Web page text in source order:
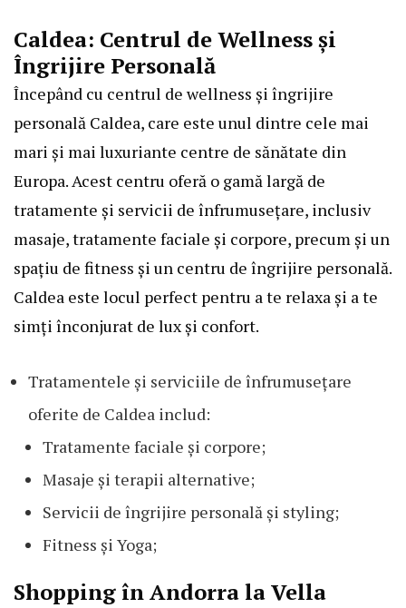
Caldea: Centrul de Wellness și
Îngrijire Personală
Începând cu centrul de wellness și îngrijire
personală Caldea, care este unul dintre cele mai
mari și mai luxuriante centre de sănătate din
Europa. Acest centru oferă o gamă largă de
tratamente și servicii de înfrumusețare, inclusiv
masaje, tratamente faciale și corpore, precum și un
spațiu de fitness și un centru de îngrijire personală.
Caldea este locul perfect pentru a te relaxa și a te
simți înconjurat de lux și confort.
Tratamentele și serviciile de înfrumusețare
oferite de Caldea includ:
Tratamente faciale și corpore;
Masaje și terapii alternative;
Servicii de îngrijire personală și styling;
Fitness și Yoga;
Shopping în Andorra la Vella